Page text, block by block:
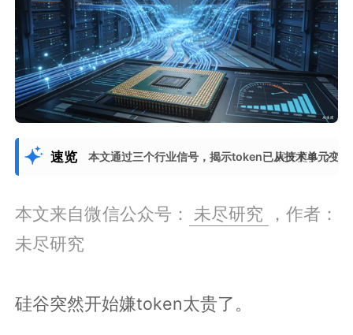
速览 本文通过三个行业信号，揭示token已从技术单元变
展开更多
本文来自微信公众号： 未尽研究
，作者：
未尽研究
硅谷突然开始嫌token太贵了。